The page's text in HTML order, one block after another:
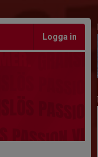
Logga in